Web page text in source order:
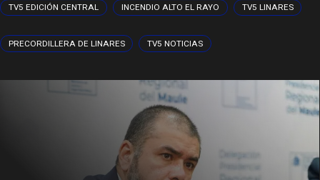
TV5 EDICIÓN CENTRAL INCENDIO ALTO EL RAYO TV5 LINARES
PRECORDILLERA DE LINARES TV5 NOTICIAS